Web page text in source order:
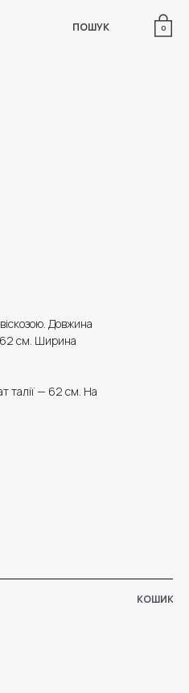
ПОШУК 0
Довжина
см. Ширина
талії — 62 см. На
КОШИК